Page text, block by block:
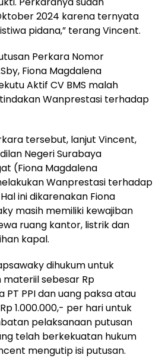
2024 karena ternyata
pidana,” terang Vincent.
Perkara Nomor
Fiona Magdalena
Aktif CV BMS malah
Wanprestasi terhadap
tersebut, lanjut Vincent,
Negeri Surabaya
(Fiona Magdalena
Wanprestasi terhadap
ini dikarenakan Fiona
masih memiliki kewajiban
ruang kantor, listrik dan
kapal.
dihukum untuk
sebesar Rp
PT PPI dan uang paksa atau
1.000.000,- per hari untuk
pelaksanaan putusan
telah berkekuatan hukum
mengutip isi putusan.